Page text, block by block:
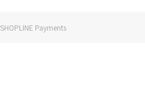
SHOPLINE Payments